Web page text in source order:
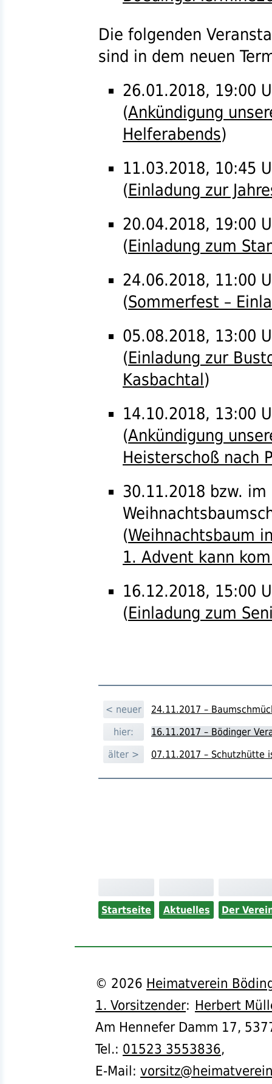
Die folgenden
sind in dem neuen
26.01.2018, 19:00
(Ankündigung
Helferabends)
11.03.2018, 10:45
(Einladung zur
20.04.2018, 19:00
(Einladung zum
24.06.2018, 11:00
(Sommerfest –
05.08.2018, 13:00
(Einladung zur
Kasbachtal)
14.10.2018, 13:00
(Ankündigung
Heisterschoß nach
30.11.2018 bzw. im
(Weihnachtsbaum
1. Advent kann
16.12.2018, 15:00
(Einladung zum
< neuer
24.11.2017 –
hier:
16.11.2017 – Bödinger
älter >
07.11.2017 – Schutzhütte
Startseite Aktuelles Der
© 2026 Heimatverein
1. Vorsitzender: Herbert
Am Hennefer Damm 17,
Tel.: 01523 3553836,
E-Mail: